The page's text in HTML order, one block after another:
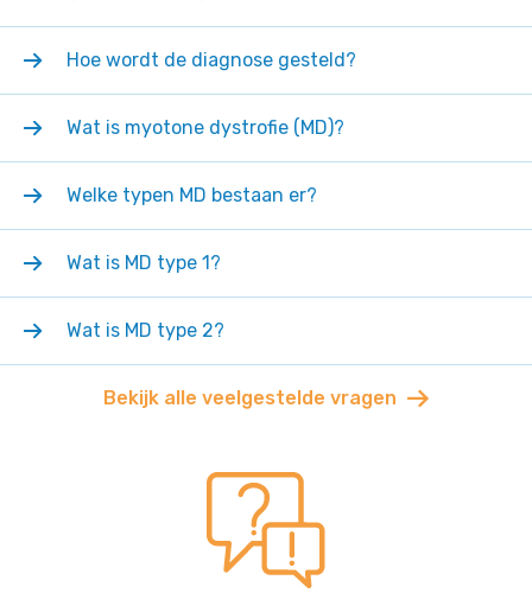
Hoe wordt de diagnose gesteld?
Wat is myotone dystrofie (MD)?
Welke typen MD bestaan er?
Wat is MD type 1?
Wat is MD type 2?
Bekijk alle veelgestelde vragen